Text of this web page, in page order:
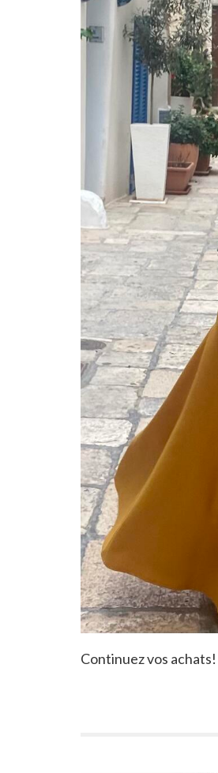
Continuez vos achats!